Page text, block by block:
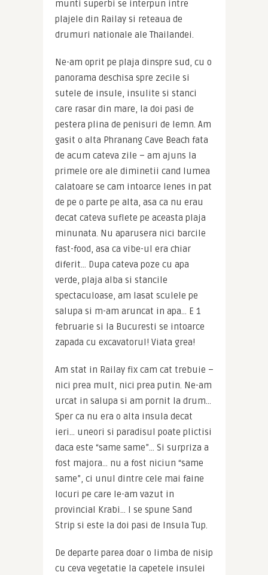
munti superbi se interpun intre
plajele din Railay si reteaua de
drumuri nationale ale Thailandei.
Ne-am oprit pe plaja dinspre sud, cu o
panorama deschisa spre zecile si
sutele de insule, insulite si stanci
care rasar din mare, la doi pasi de
pestera plina de penisuri de lemn. Am
gasit o alta Phranang Cave Beach fata
de acum cateva zile – am ajuns la
primele ore ale diminetii cand lumea
calatoare se cam intoarce lenes in pat
de pe o parte pe alta, asa ca nu erau
decat cateva suflete pe aceasta plaja
minunata. Nu aparusera nici barcile
fast-food, asa ca vibe-ul era chiar
diferit… Dupa cateva poze cu apa
verde, plaja alba si stancile
spectaculoase, am lasat sculele pe
salupa si m-am aruncat in apa… E 1
februarie si la Bucuresti se intoarce
zapada cu excavatorul! Viata grea!
Am stat in Railay fix cam cat trebuie –
nici prea mult, nici prea putin. Ne-am
urcat in salupa si am pornit la drum…
Sper ca nu era o alta insula decat
ieri… uneori si paradisul poate plictisi
daca este “same same”… Si surpriza a
fost majora… nu a fost niciun “same
same”, ci unul dintre cele mai faine
locuri pe care le-am vazut in
provincial Krabi… I se spune Sand
Strip si este la doi pasi de Insula Tup.
De departe parea doar o limba de nisip
cu ceva vegetatie la capetele insulei